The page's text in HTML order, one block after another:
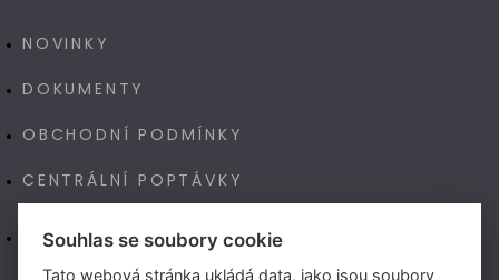
NOVINKY
DOKUMENTY
OBCHODNÍ PODMÍNKY
CENTRÁLNÍ POPTÁVKY
E-SHOP
Souhlas se soubory cookie
Tato webová stránka ukládá data, jako jsou soubory